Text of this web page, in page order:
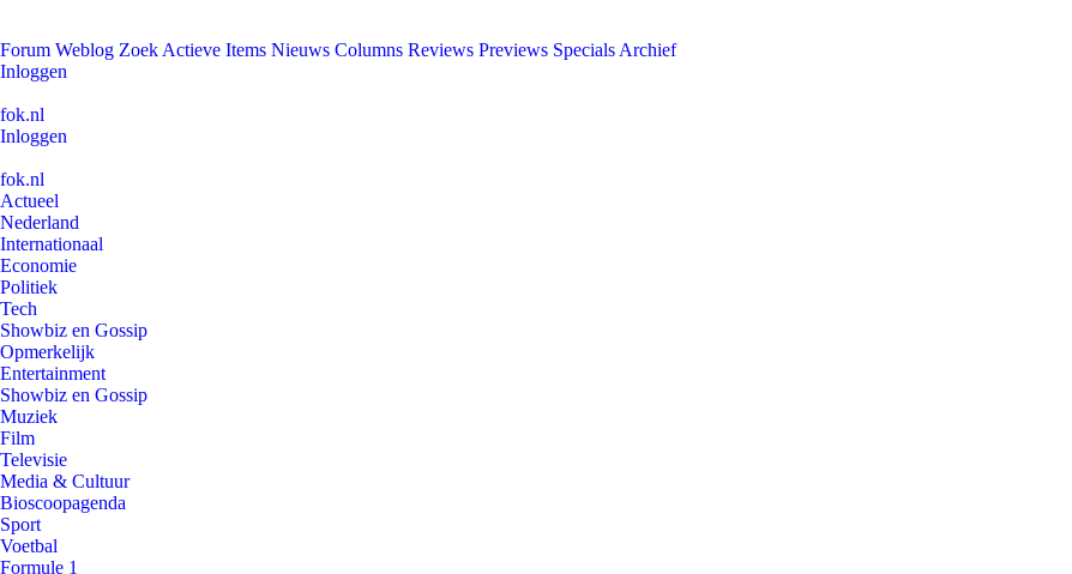
Forum Weblog Zoek Actieve Items Nieuws Columns Reviews Previews Specials Archief
Inloggen
fok.nl
Inloggen
fok.nl
Actueel
Nederland
Internationaal
Economie
Politiek
Tech
Showbiz en Gossip
Opmerkelijk
Entertainment
Showbiz en Gossip
Muziek
Film
Televisie
Media & Cultuur
Bioscoopagenda
Sport
Voetbal
Formule 1